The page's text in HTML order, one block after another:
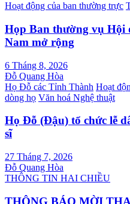
Hoạt động của ban thường trực
Họp Ban thường vụ Hội
Nam mở rộng
6 Tháng 8, 2026
Đỗ Quang Hòa
Họ Đỗ các Tỉnh Thành Hoạt
dòng họ Văn hoá Nghệ thuật
Họ Đỗ (Đậu) tổ chức lễ
sĩ
27 Tháng 7, 2026
Đỗ Quang Hòa
THÔNG TIN HAI CHIỀU
THÔNG BÁO MỜI